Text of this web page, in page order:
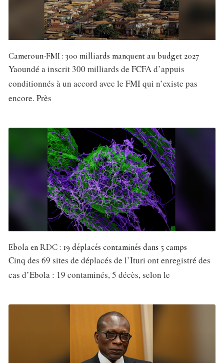
Cameroun-FMI : 300 milliards manquent au budget 2027
Yaoundé a inscrit 300 milliards de FCFA d’appuis
conditionnés à un accord avec le FMI qui n’existe pas
encore. Près
Ebola en RDC : 19 déplacés contaminés dans 5 camps
Cinq des 69 sites de déplacés de l’Ituri ont enregistré des
cas d’Ebola : 19 contaminés, 5 décès, selon le